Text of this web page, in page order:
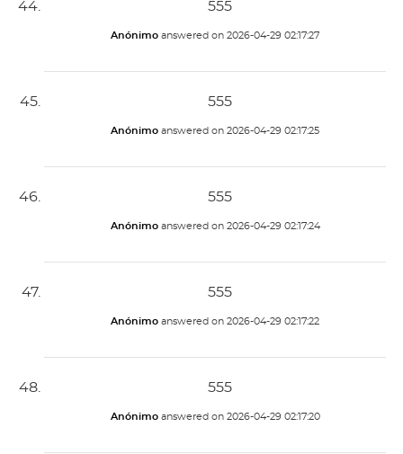
555
Anónimo answered on 2026-04-29 02:17:27
555
Anónimo answered on 2026-04-29 02:17:25
555
Anónimoanswered on 2026-04-29 02:17:24
555
Anónimo answered on 2026-04-29 02:17:22
555
Anónimoanswered on 2026-04-29 02:17:20